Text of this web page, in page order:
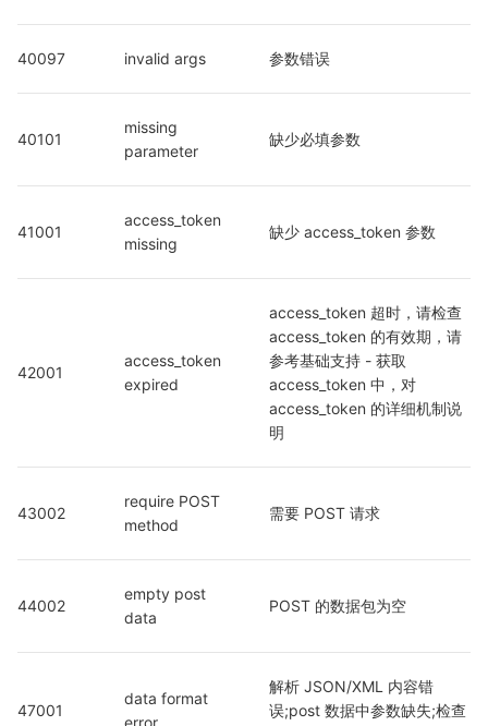
40097 invalid args 参数错误
40101
missing
parameter
缺少必填参数
41001
access_token
missing
缺少 access_token 参数
42001
access_token
expired
access_token 超时，请检查
access_token 的有效期，请
参考基础支持 - 获取
access_token 中，对
access_token 的详细机制说
明
43002
require POST
method
需要 POST 请求
44002
empty post
data
POST 的数据包为空
47001
data format
error
解析 JSON/XML 内容错
误;post 数据中参数缺失;检查